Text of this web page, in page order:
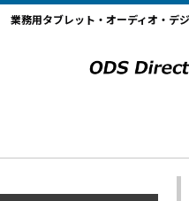
業務用タブレット・オーディオ・デ